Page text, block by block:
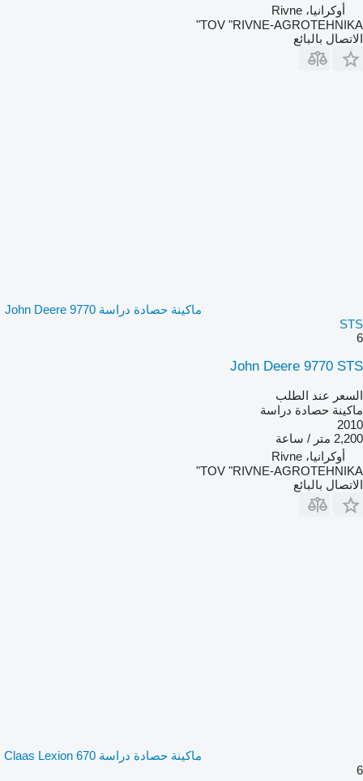
أوكرانيا، Rivne
TOV "RIVNE-AGROTEHNIKA"
الاتصال بالبائع
ماكينة حصادة دراسة John Deere 9770
STS
6
John Deere 9770 STS
السعر عند الطلب
ماكينة حصادة دراسة
2010
2,200 متر / ساعة
أوكرانيا، Rivne
TOV "RIVNE-AGROTEHNIKA"
الاتصال بالبائع
ماكينة حصادة دراسة Claas Lexion 670
6